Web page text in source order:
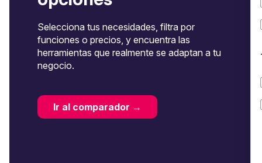
Selecciona tus necesidades, filtra por
funciones o precios, y encuentra las
herramientas que realmente se adaptan a tu
negocio.
Ir al comparador →